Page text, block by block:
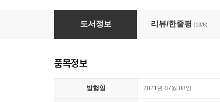
할리우드 생활 영어 3000
도서정보 리뷰/한줄평 (13/6)
품목정보
발행일 2021년 07월 08일